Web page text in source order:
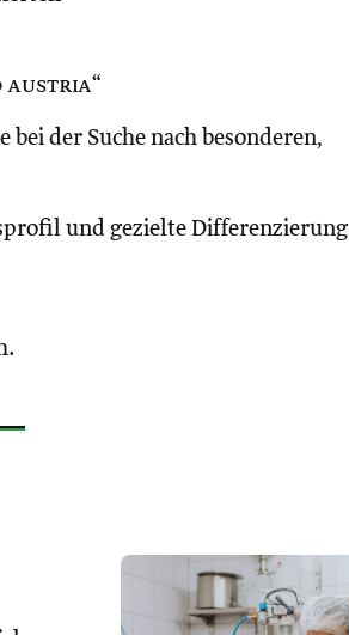
austria“
der Suche nach besonderen,
und gezielte Differenzierung